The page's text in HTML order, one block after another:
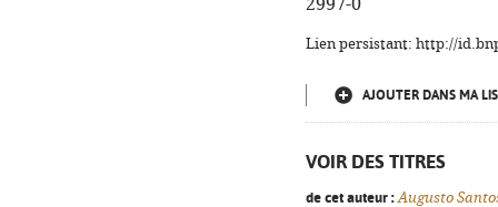
2997-0
Lien persistant: http://
AJOUTER DANS MA
VOIR DES TITRES
de cet auteur : Augusto